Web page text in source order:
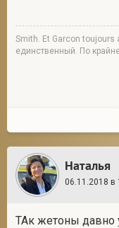
Smith. Et Garcon
единственный. По
Наталья
06.11.2018 в
ТАк жетоны